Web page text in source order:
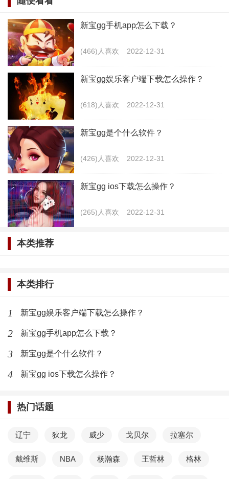
2.手机版的更新和电脑端的更新方式是不一样的，
手机版的更新会更方便一些，大家在平时使用的时候，
也能够更好的去体验到新版本的内容，当然对于很多的
朋友来说，在平时已经是习惯了电脑端的操作方法，大
家也可以在手机端将操作模式改为和电脑同款，这样大
端的话，其实都还是一个非常不错的选择，并且也能够
收获到非常不错的体验。
最新文章
新宝gg ios下载怎么操作？
新宝gg娱乐客户端下载怎么操作？
(618)人喜欢 2022-12-31
新宝gg手机app怎么下载？
(466)人喜欢 2022-12-31
新宝gg娱乐客户端下载怎么操作？
(618)人喜欢 2022-12-31
新宝gg是个什么软件？
(426)人喜欢 2022-12-31
新宝gg ios下载怎么操作？
(265)人喜欢 2022-12-31
本类推荐
本类排行
1 新宝gg娱乐客户端下载怎么操作？
2 新宝gg手机app怎么下载？
3 新宝gg是个什么软件？
4 新宝gg ios下载怎么操作？
热门话题
辽宁 狄龙 威少 戈贝尔 拉塞尔
戴维斯 NBA 杨瀚森 王哲林 格林